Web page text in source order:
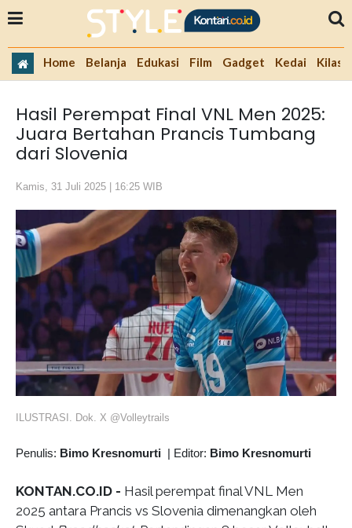
Home Belanja Edukasi Film Gadget Kedai Kilas
Hasil Perempat Final VNL Men 2025:
Juara Bertahan Prancis Tumbang
dari Slovenia
Kamis, 31 Juli 2025 | 16:25 WIB
ILUSTRASI. Dok. X @Volleytrails
Penulis: Bimo Kresnomurti | Editor: Bimo Kresnomurti
KONTAN.CO.ID - Hasil perempat final VNL Men
2025 antara Prancis vs Slovenia dimenangkan oleh